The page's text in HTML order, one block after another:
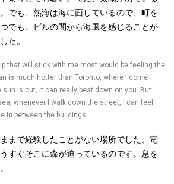
でも、熱海は海に面しているので、町を
でも、ビルの間から海風を感じることが
た。
that will stick with me most would be feeling the
is much hotter than Toronto, where I come
is out, it can really beat down on you. But
whenever I walk down the street, I can feel
in between the buildings.
まで経験したことがない場所でした。電
すぐそこに森が迫っているのです。息を